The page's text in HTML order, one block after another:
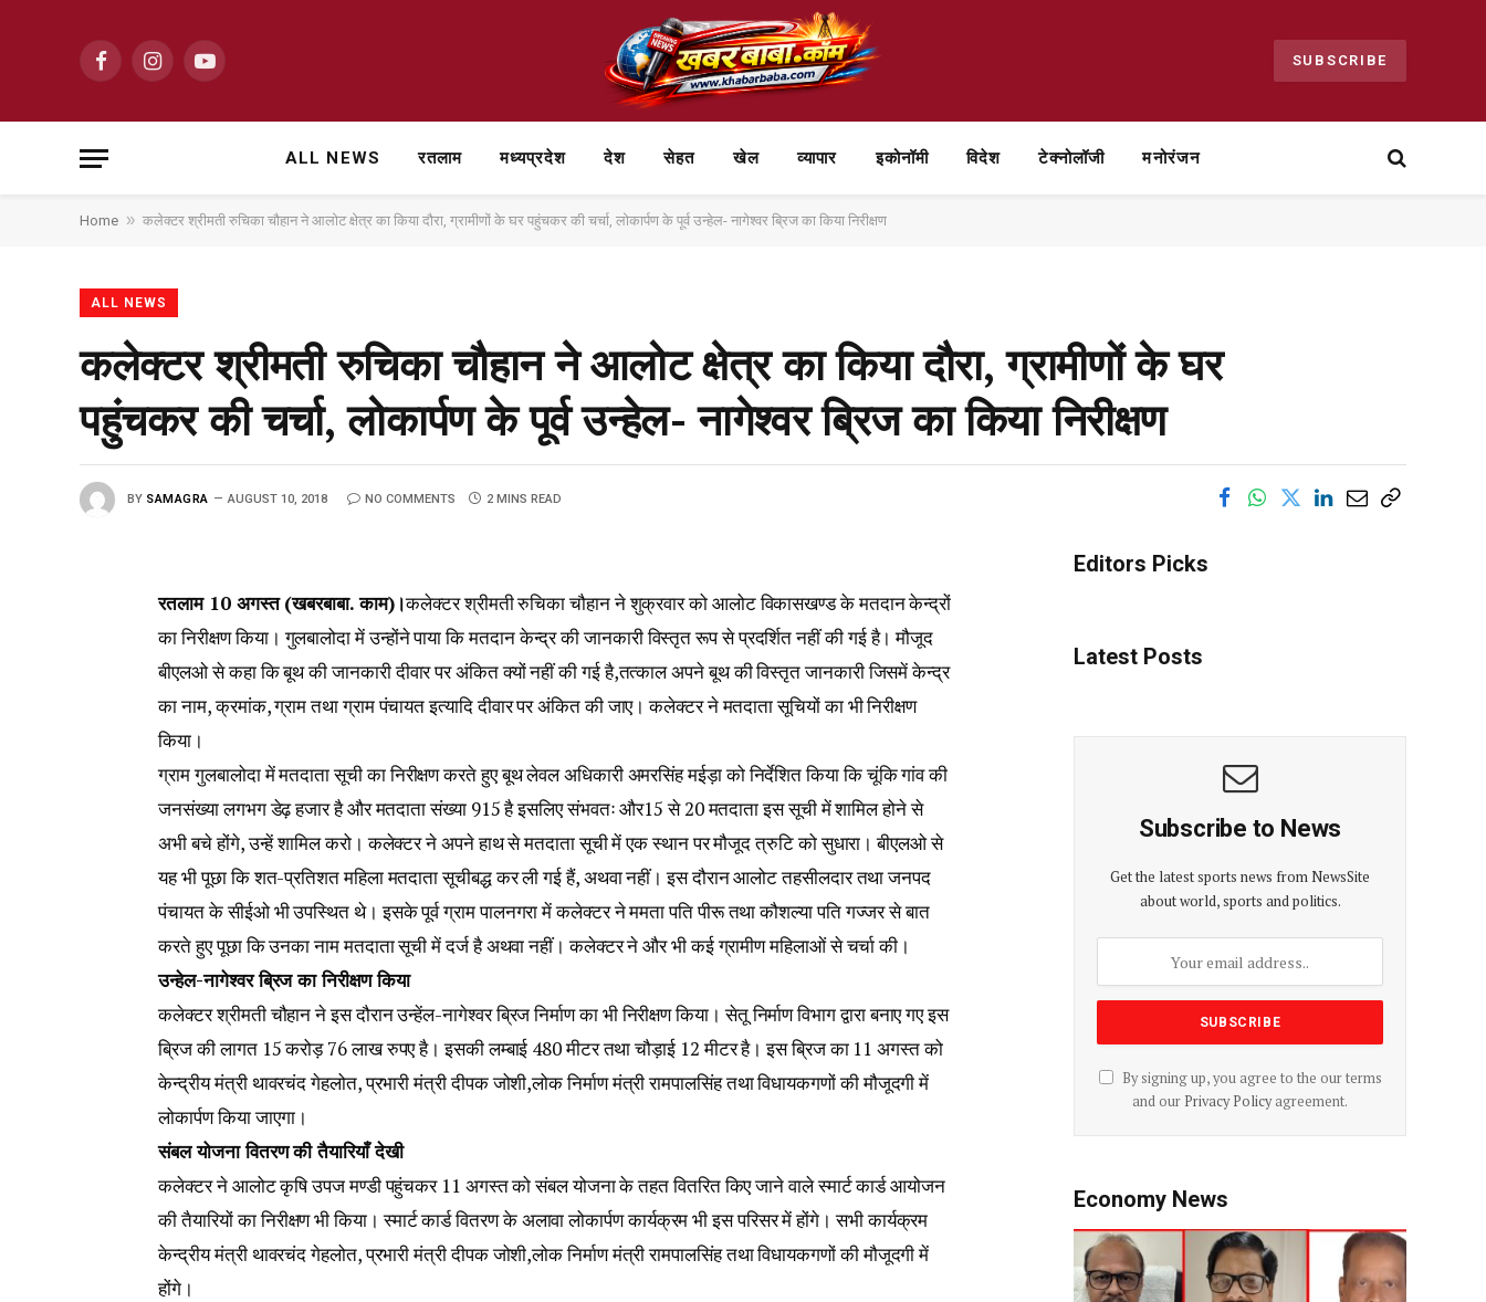
FacebookInstagramYouTube SUBSCRIBE
ALL NEWS रतलाम मध्यप्रदेश देश सेहत खेल व्यापार ⁠इकोनॉमी विदेश टेक्नोलॉजी मनोरंजन
Home » कलेक्टर श्रीमती रुचिका चौहान ने आलोट क्षेत्र का किया दौरा, ग्रामीणों के घर पहुंचकर की चर्चा, लोकार्पण के पूर्व उन्हेल- नागेश्वर ब्रिज का किया निरीक्षण
ALL NEWS
कलेक्टर श्रीमती रुचिका चौहान ने आलोट क्षेत्र का किया दौरा, ग्रामीणों के घर
पहुंचकर की चर्चा, लोकार्पण के पूर्व उन्हेल- नागेश्वर ब्रिज का किया निरीक्षण
BY SAMAGRA AUGUST 10, 2018 NO COMMENTS 2 MINS READ
रतलाम 10 अगस्त (खबरबाबा. काम)।कलेक्टर श्रीमती रुचिका चौहान ने शुक्रवार को आलोट विकासखण्ड के मतदान केन्द्रों
का निरीक्षण किया। गुलबालोदा में उन्होंने पाया कि मतदान केन्द्र की जानकारी विस्तृत रूप से प्रदर्शित नहीं की गई है। मौजूद
बीएलओ से कहा कि बूथ की जानकारी दीवार पर अंकित क्यों नहीं की गई है,तत्काल अपने बूथ की विस्तृत जानकारी जिसमें केन्द्र
का नाम, क्रमांक, ग्राम तथा ग्राम पंचायत इत्यादि दीवार पर अंकित की जाए। कलेक्टर ने मतदाता सूचियों का भी निरीक्षण
किया।
ग्राम गुलबालोदा में मतदाता सूची का निरीक्षण करते हुए बूथ लेवल अधिकारी अमरसिंह मईड़ा को निर्देशित किया कि चूंकि गांव की
जनसंख्या लगभग डेढ़ हजार है और मतदाता संख्या 915 है इसलिए संभवतः और15 से 20 मतदाता इस सूची में शामिल होने से
अभी बचे होंगे, उन्हें शामिल करो। कलेक्टर ने अपने हाथ से मतदाता सूची में एक स्थान पर मौजूद त्रुटि को सुधारा। बीएलओ से
यह भी पूछा कि शत-प्रतिशत महिला मतदाता सूचीबद्ध कर ली गई हैं, अथवा नहीं। इस दौरान आलोट तहसीलदार तथा जनपद
पंचायत के सीईओ भी उपस्थित थे। इसके पूर्व ग्राम पालनगरा में कलेक्टर ने ममता पति पीरू तथा कौशल्या पति गज्जर से बात
करते हुए पूछा कि उनका नाम मतदाता सूची में दर्ज है अथवा नहीं। कलेक्टर ने और भी कई ग्रामीण महिलाओं से चर्चा की।
उन्हेल-नागेश्वर ब्रिज का निरीक्षण किया
कलेक्टर श्रीमती चौहान ने इस दौरान उन्हेंल-नागेश्वर ब्रिज निर्माण का भी निरीक्षण किया। सेतू निर्माण विभाग द्वारा बनाए गए इस
ब्रिज की लागत 15 करोड़ 76 लाख रुपए है। इसकी लम्बाई 480 मीटर तथा चौड़ाई 12 मीटर है। इस ब्रिज का 11 अगस्त को
केन्द्रीय मंत्री थावरचंद गेहलोत, प्रभारी मंत्री दीपक जोशी,लोक निर्माण मंत्री रामपालसिंह तथा विधायकगणों की मौजूदगी में
लोकार्पण किया जाएगा।
संबल योजना वितरण की तैयारियाँ देखी
कलेक्टर ने आलोट कृषि उपज मण्डी पहुंचकर 11 अगस्त को संबल योजना के तहत वितरित किए जाने वाले स्मार्ट कार्ड आयोजन
की तैयारियों का निरीक्षण भी किया। स्मार्ट कार्ड वितरण के अलावा लोकार्पण कार्यक्रम भी इस परिसर में होंगे। सभी कार्यक्रम
केन्द्रीय मंत्री थावरचंद गेहलोत, प्रभारी मंत्री दीपक जोशी,लोक निर्माण मंत्री रामपालसिंह तथा विधायकगणों की मौजूदगी में
होंगे।
Editors Picks
Latest Posts
Subscribe to News
Get the latest sports news from NewsSite
about world, sports and politics.
By signing up, you agree to the our terms
and our Privacy Policyagreement.
Economy News